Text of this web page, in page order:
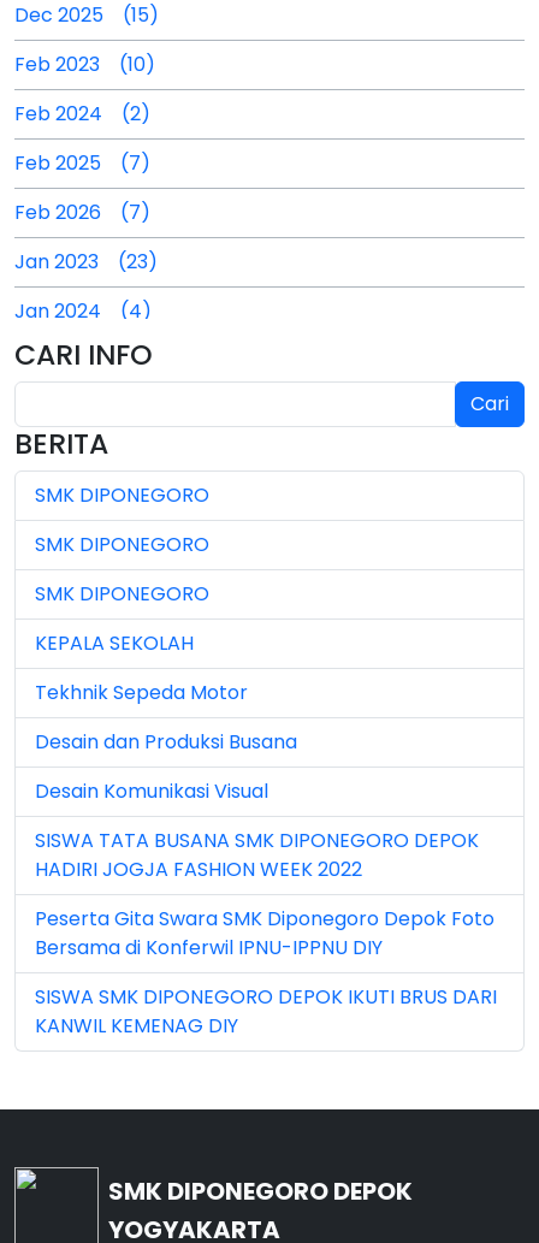
Dec 2025 (15)
Feb 2023 (10)
Feb 2024 (2)
Feb 2025 (7)
Feb 2026 (7)
Jan 2023 (23)
Jan 2024 (4)
Jan 2025 (4)
Jul 2025 (3)
Jul 2026 (4)
Jun 2023 (7)
Jun 2024 (3)
Jun 2025 (1)
Jun 2026 (5)
Mar 2023 (8)
Mar 2024 (1)
Mar 2026 (3)
May 2026 (16)
Nov 2022 (101)
Nov 2023 (5)
Nov 2025 (15)
Sep 2023 (6)
CARI INFO
Cari
BERITA
SMK DIPONEGORO
SMK DIPONEGORO
SMK DIPONEGORO
KEPALA SEKOLAH
Tekhnik Sepeda Motor
Desain dan Produksi Busana
Desain Komunikasi Visual
SISWA TATA BUSANA SMK DIPONEGORO DEPOK
HADIRI JOGJA FASHION WEEK 2022
Peserta Gita Swara SMK Diponegoro Depok Foto
Bersama di Konferwil IPNU-IPPNU DIY
SISWA SMK DIPONEGORO DEPOK IKUTI BRUS DARI
KANWIL KEMENAG DIY
SMK DIPONEGORO DEPOK
YOGYAKARTA